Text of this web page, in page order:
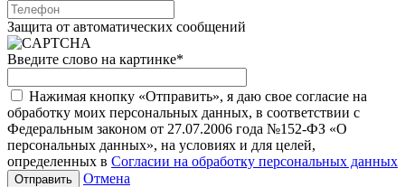
Защита от автоматических сообщений
Введите слово на картинке*
Нажимая кнопку «Отправить», я даю свое согласие на
обработку моих персональных данных, в соответствии с
Федеральным законом от 27.07.2006 года №152-ФЗ «О
персональных данных», на условиях и для целей,
определенных в Согласии на обработку персональных данных
Отмена